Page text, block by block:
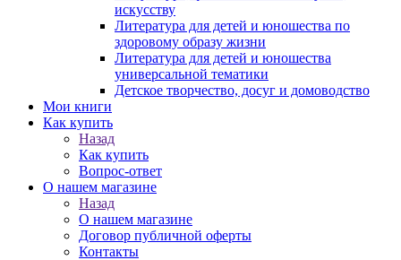
искусству
Литература для детей и юношества по
здоровому образу жизни
Литература для детей и юношества
универсальной тематики
Детское творчество, досуг и домоводство
Мои книги
Как купить
Назад
Как купить
Вопрос-ответ
О нашем магазине
Назад
О нашем магазине
Договор публичной оферты
Контакты